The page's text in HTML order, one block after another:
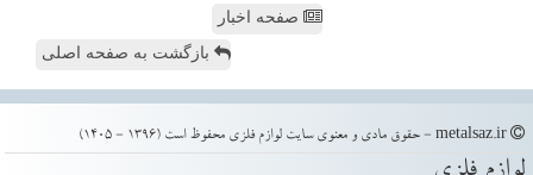
صفحه اخبار
بازگشت به صفحه اصلی